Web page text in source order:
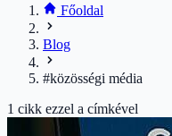
Főoldal
Blog
#közösségi média
1 cikk ezzel a címkével